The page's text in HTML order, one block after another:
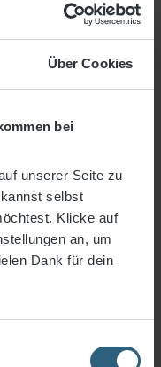
Über Cookies
bei
unserer Seite zu
selbst
Klicke auf
an, um
Dank für dein